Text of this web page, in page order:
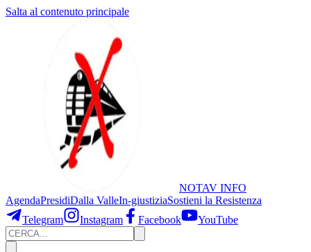
Salta al contenuto principale
NOTAV INFO
AgendaPresidiDalla ValleIn-giustiziaSostieni la Resistenza
Telegram
Instagram Facebook YouTube